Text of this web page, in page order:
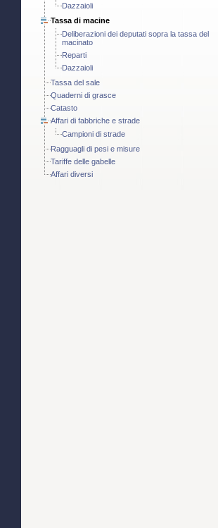
Dazzaioli
Tassa di macine
Deliberazioni dei deputati sopra la tassa del
macinato
Reparti
Dazzaioli
Tassa del sale
Quaderni di grasce
Catasto
Affari di fabbriche e strade
Campioni di strade
Ragguagli di pesi e misure
Tariffe delle gabelle
Affari diversi